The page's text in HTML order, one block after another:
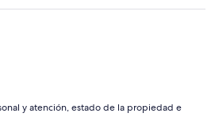
y atención, estado de la propiedad e